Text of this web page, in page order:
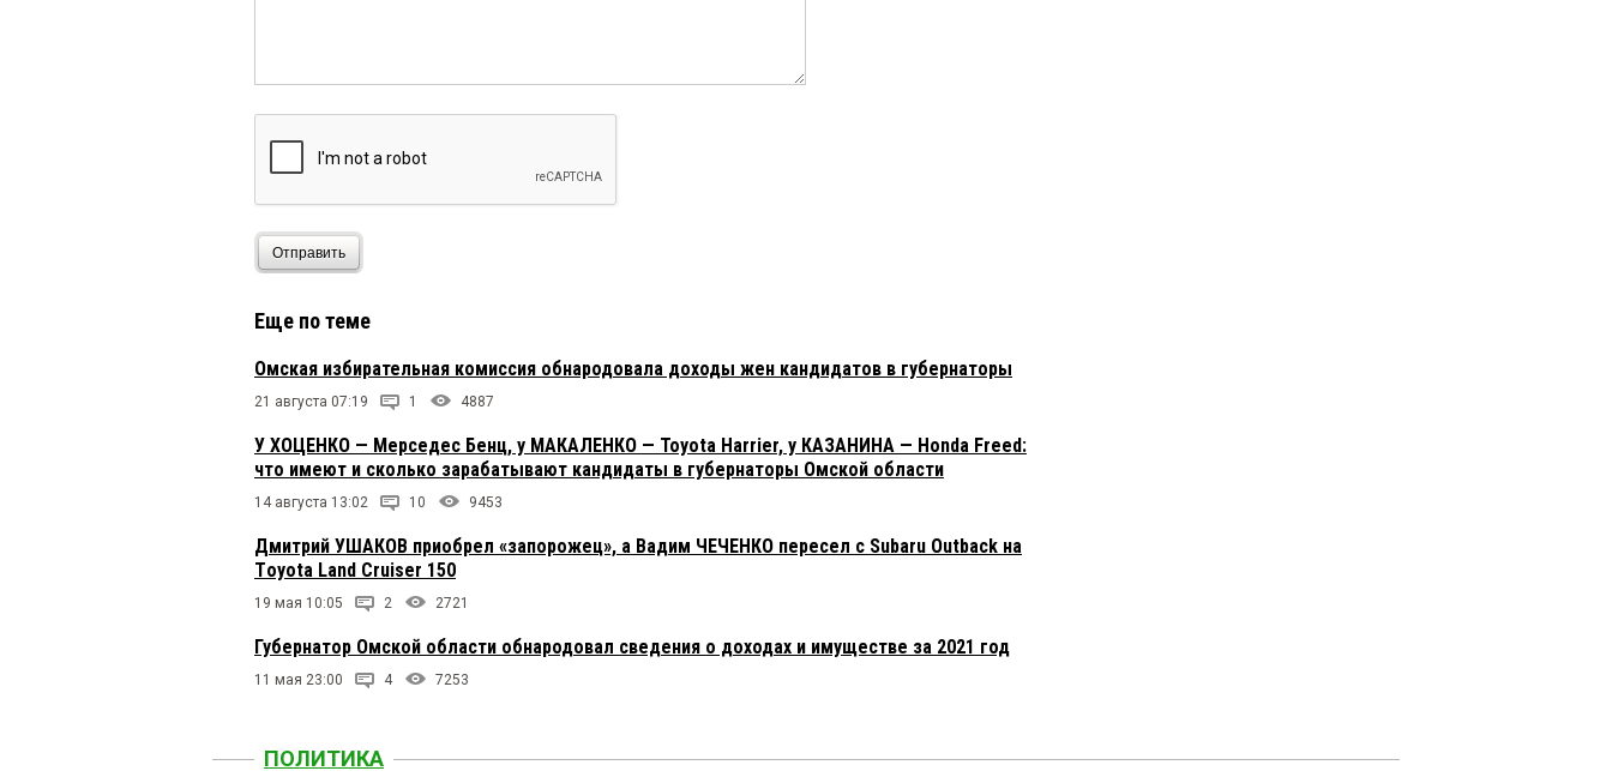
Отправить
Еще по теме
Омская избирательная комиссия обнародовала доходы жен кандидатов в губернаторы
21 августа 07:19 1 4887
У ХОЦЕНКО — Мерседес Бенц, у МАКАЛЕНКО — Toyota Harrier, у КАЗАНИНА — Honda Freed:
что имеют и сколько зарабатывают кандидаты в губернаторы Омской области
14 августа 13:02 10 9453
Дмитрий УШАКОВ приобрел «запорожец», а Вадим ЧЕЧЕНКО пересел с Subaru Outback на
Тoyota Land Cruiser 150
19 мая 10:05 2 2721
Губернатор Омской области обнародовал сведения о доходах и имуществе за 2021 год
11 мая 23:00 4 7253
ПОЛИТИКА